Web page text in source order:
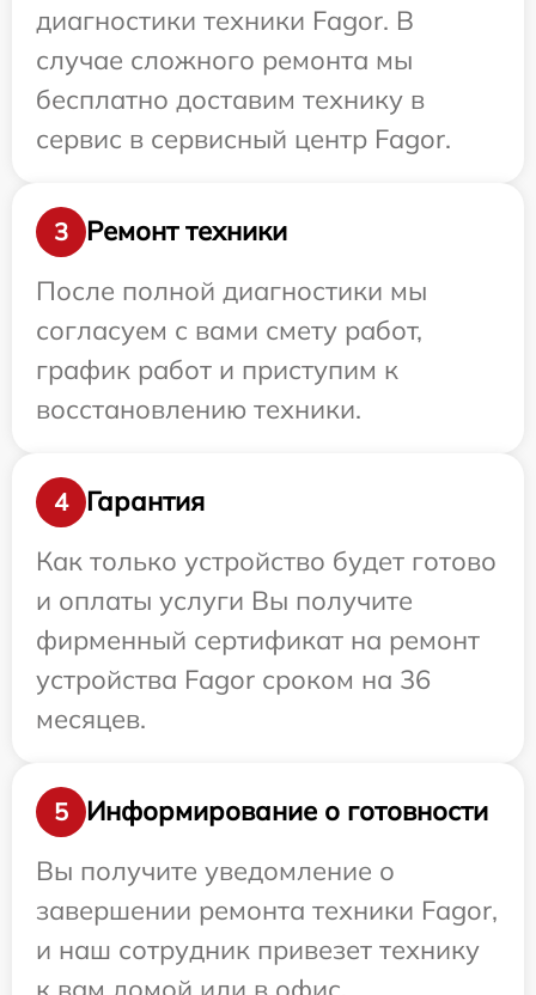
диагностики техники Fagor. В
случае сложного ремонта мы
бесплатно доставим технику в
сервис в сервисный центр Fagor.
3
Ремонт техники
После полной диагностики мы
согласуем с вами смету работ,
график работ и приступим к
восстановлению техники.
4
Гарантия
Как только устройство будет готово
и оплаты услуги Вы получите
фирменный сертификат на ремонт
устройства Fagor сроком на 36
месяцев.
5
Информирование о готовности
Вы получите уведомление о
завершении ремонта техники Fagor,
и наш сотрудник привезет технику